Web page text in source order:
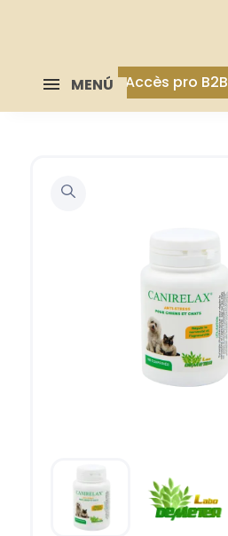
MENÚ Accès pro B2B